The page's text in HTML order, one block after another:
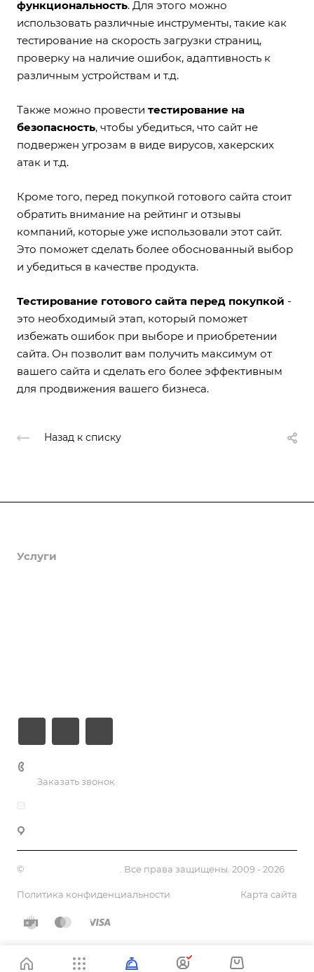
функциональность. Для этого можно
использовать различные инструменты, такие как
тестирование на скорость загрузки страниц,
проверку на наличие ошибок, адаптивность к
различным устройствам и т.д.
Также можно провести тестирование на
безопасность, чтобы убедиться, что сайт не
подвержен угрозам в виде вирусов, хакерских
атак и т.д.
Кроме того, перед покупкой готового сайта стоит
обратить внимание на рейтинг и отзывы
компаний, которые уже использовали этот сайт.
Это поможет сделать более обоснованный выбор
и убедиться в качестве продукта.
Тестирование готового сайта перед покупкой -
это необходимый этап, который поможет
избежать ошибок при выборе и приобретении
сайта. Он позволит вам получить максимум от
вашего сайта и сделать его более эффективным
для продвижения вашего бизнеса.
Назад к списку
Услуги
Заказать звонок
© . Все права защищены. 2009 - 2026
Политика конфиденциальности Карта сайта